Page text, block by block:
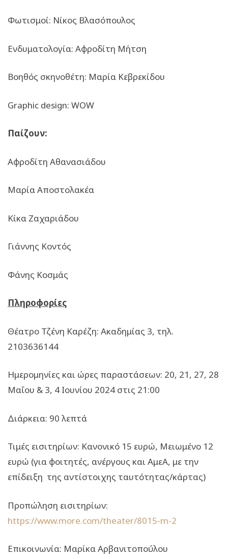
Φωτισμοί: Νίκος Βλασόπουλος
Ενδυματολογία: Αφροδίτη Μήτση
Βοηθός σκηνοθέτη: Μαρία Κεβρεκίδου
Graphic design: WOW
Παίζουν:
Αφροδίτη Αθανασιάδου
Μαρία Αποστολακέα
Κίκα Ζαχαριάδου
Γιάννης Κοντός
Φάνης Κοσμάς
Πληροφορίες
Θέατρο Τζένη Καρέζη: Ακαδημίας 3, τηλ.
2103636144
Ημερομηνίες και ώρες παραστάσεων: 20, 21, 27, 28
Μαΐου & 3, 4 Ιουνίου 2024 στις 21:00
Διάρκεια: 90 λεπτά
Τιμές εισιτηρίων: Κανονικό 15 ευρώ, Μειωμένο 12
ευρώ (για φοιτητές, ανέργους και ΑμεΑ, με την
επίδειξη της αντίστοιχης ταυτότητας/κάρτας)
Προπώληση εισιτηρίων:
https://www.more.com/theater/8015-m-2
Επικοινωνία: Μαρίκα Αρβανιτοπούλου